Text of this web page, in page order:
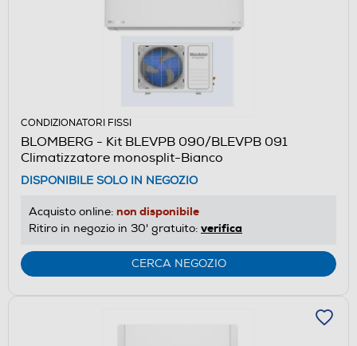
CONDIZIONATORI FISSI
BLOMBERG - Kit BLEVPB 090/BLEVPB 091
Climatizzatore monosplit-Bianco
DISPONIBILE SOLO IN NEGOZIO
Acquisto online: non disponibile
Ritiro in negozio in 30' gratuito: verifica
CERCA NEGOZIO